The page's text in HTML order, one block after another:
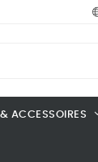
ACCESSOIRES